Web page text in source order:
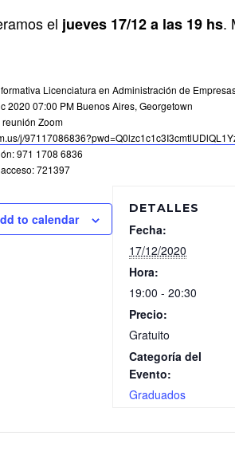
el jueves 17/12 a las 19 hs.
Licenciatura en Administración de
2020 07:00 PM Buenos Aires, Georgetown
Zoom
j/
971 1708 6836
721397
to calendar
DETALLES
Fecha:
17/12/2020
Hora:
19:00 - 20:30
Precio:
Gratuito
Categoría del
Evento:
Graduados